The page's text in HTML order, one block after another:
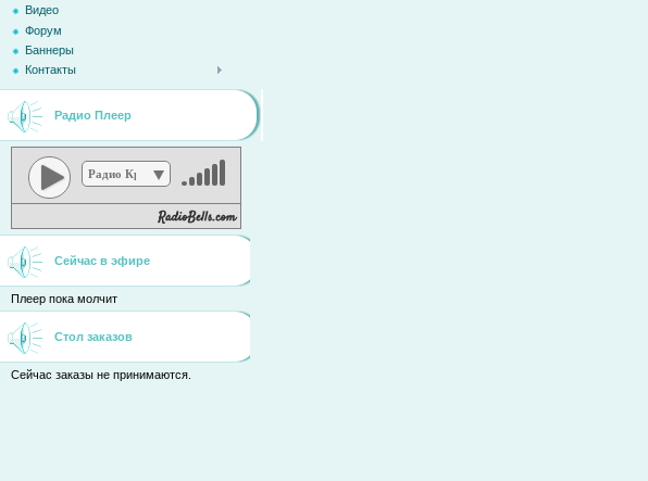
Видео
Форум
Баннеры
Контакты
Радио Плеер
Радио Кристина
Сейчас в эфире
Плеер пока молчит
Стол заказов
Сейчас заказы не принимаются.